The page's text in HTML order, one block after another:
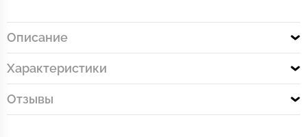
Описание
Характеристики
Отзывы